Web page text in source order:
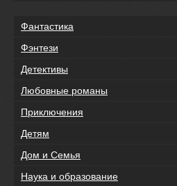
Фантастика
Фэнтези
Детективы
Любовные романы
Приключения
Детям
Дом и Семья
Наука и образование